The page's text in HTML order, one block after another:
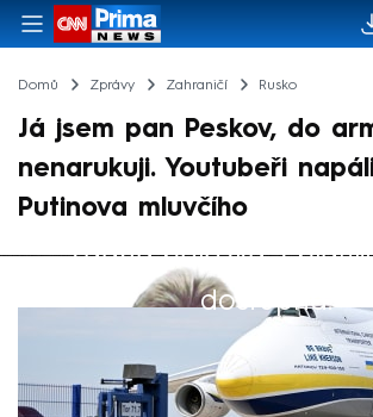
Domů Zprávy Zahraničí Rusko
Já jsem pan Peskov, do
nenarukuji. Youtubeři
Putinova mluvčího
Žádná položka z
dostupná.
Výběr redakce